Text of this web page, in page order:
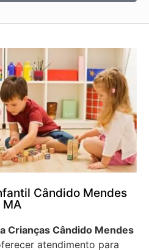
Cândido Mendes
MA
Crianças Cândido Mendes
atendimento para